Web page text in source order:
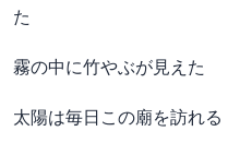
た
霧の中に竹やぶが見えた
太陽は毎日この廟を訪れる